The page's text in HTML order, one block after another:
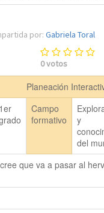
por: Gabriela Toral
0votos
Planeación
1er
Campo
formativo
y
del
que va a pasar al